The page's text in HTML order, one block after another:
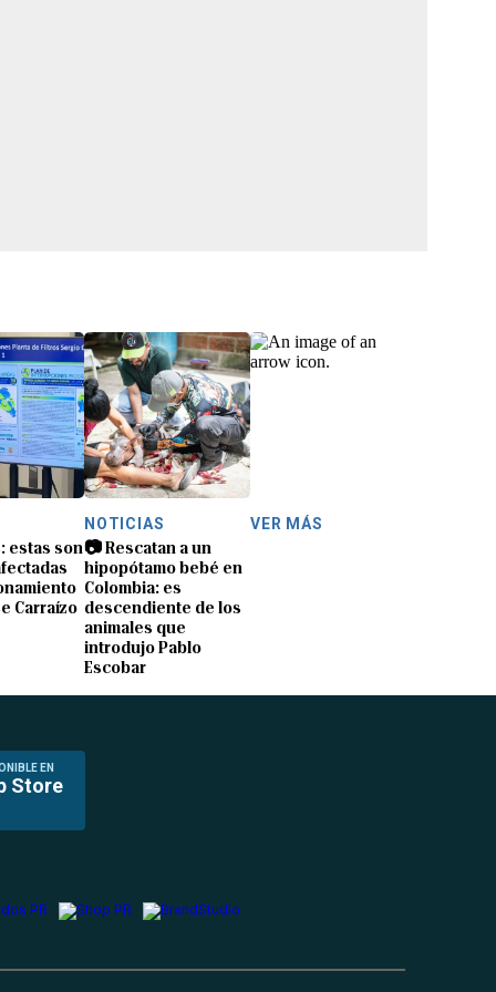
estas son
Carraízo
NOTICIAS
📷 Rescatan a un
hipopótamo bebé en
Colombia: es
descendiente de los
animales que
introdujo Pablo
Escobar
VER MÁS
EN
Store